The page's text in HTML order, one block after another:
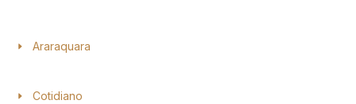
Araraquara
Cotidiano